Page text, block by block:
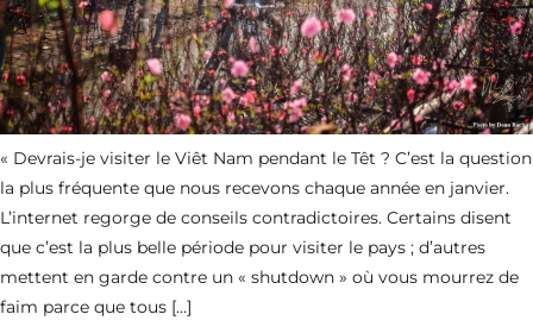
« Devrais-je visiter le Viêt Nam pendant le Têt ? C’est la question
la plus fréquente que nous recevons chaque année en janvier.
L’internet regorge de conseils contradictoires. Certains disent
que c’est la plus belle période pour visiter le pays ; d’autres
mettent en garde contre un « shutdown » où vous mourrez de
faim parce que tous […]